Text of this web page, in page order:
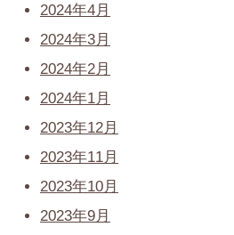
2024年4月
2024年3月
2024年2月
2024年1月
2023年12月
2023年11月
2023年10月
2023年9月